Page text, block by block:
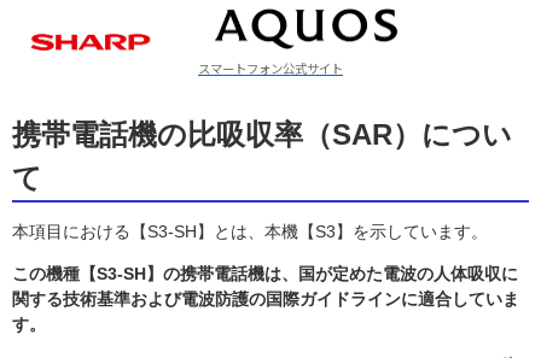
スマートフォン公式サイト
携帯電話機の比吸収率（SAR）につい
て
本項目における【S3-SH】とは、本機【S3】を示しています。
この機種【S3-SH】の携帯電話機は、国が定めた電波の人体吸収に
関する技術基準および電波防護の国際ガイドラインに適合していま
す。